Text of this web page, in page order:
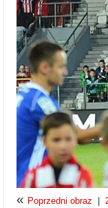
« Poprzedni obraz